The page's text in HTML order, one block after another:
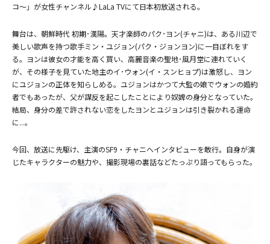
コ～」が女性チャンネル♪LaLa TVにて日本初放送される。
舞台は、朝鮮時代 初期･漢陽。天才楽師のパク･ヨン(チャニ)は、ある川辺で
美しい歌声を持つ歌手ミン・ユジョン(パク・ジョンヨン)に一目ぼれをす
る。ヨンは彼女の才能を高く買い、高麗音楽の聖地･風月堂に連れていく
が、その様子を見ていた地主のイ･ウォン(イ・スンヒョプ)は激怒し、ヨン
にユジョンの正体を知らしめる。ユジョンはかつて大監の娘でウォンの婚約
者でもあったが、父が謀反を起こしたことにより奴婢の身分となっていた。
結局、身分の差で許されない恋をしたヨンとユジョンは引き裂かれる運命
に...。
今回、放送に先駆け、主演のSF9・チャニへインタビューを敢行。自身が演
じたキャラクターの魅力や、撮影現場の裏話などたっぷり語ってもらった。